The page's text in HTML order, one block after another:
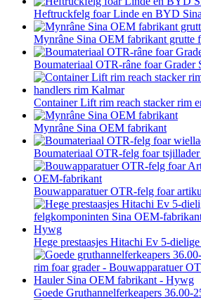
Heftruckfelg foar Linde en BYD
Mynrâne Sina OEM fabrikant grutte
Boumateriaal OTR-râne foar Grader
Container Lift rim reach stacker rim
Mynrâne Sina OEM fabrikant
Boumateriaal OTR-felg foar
Bouwapparatuer OTR-felg foar
Hege prestaasjes Hitachi Ev 5-
Goede Gruthannelferkeapers 36.00-